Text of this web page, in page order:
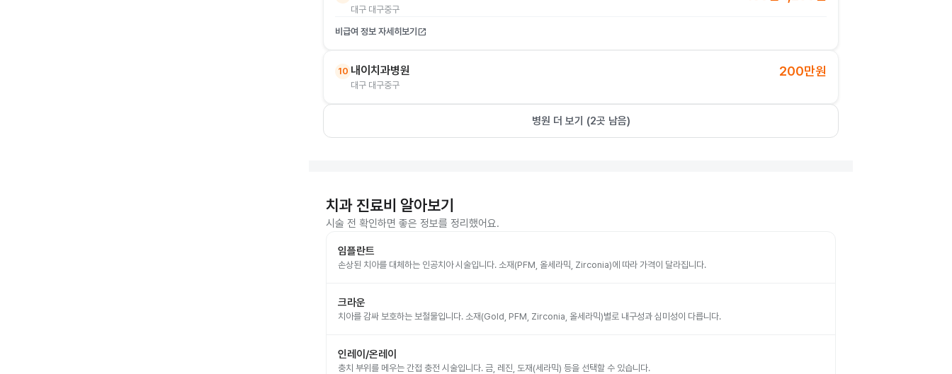
대구 대구중구
비급여 정보 자세히보기 open_in_new
10 내이치과병원
대구 대구중구
200만원
병원 더 보기 (2곳 남음)
치과 진료비 알아보기
시술 전 확인하면 좋은 정보를 정리했어요.
임플란트
손상된 치아를 대체하는 인공치아 시술입니다. 소재(PFM, 올세라믹, Zirconia)에 따라 가격이 달라집니다.
크라운
치아를 감싸 보호하는 보철물입니다. 소재(Gold, PFM, Zirconia, 올세라믹)별로 내구성과 심미성이 다릅니다.
인레이/온레이
충치 부위를 메우는 간접 충전 시술입니다. 금, 레진, 도재(세라믹) 등을 선택할 수 있습니다.